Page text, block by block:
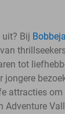
Bij
tot
jongere
attracties om
Adventure